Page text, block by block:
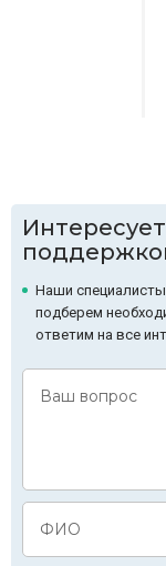
Наши
подберем
ответим на все
Ваш вопрос
ФИО